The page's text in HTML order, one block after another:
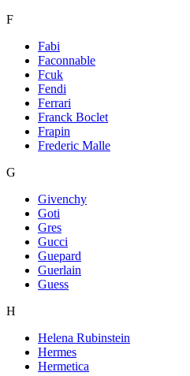
F
Fabi
Faconnable
Fcuk
Fendi
Ferrari
Franck Boclet
Frapin
Frederic Malle
G
Givenchy
Goti
Gres
Gucci
Guepard
Guerlain
Guess
H
Helena Rubinstein
Hermes
Hermetica